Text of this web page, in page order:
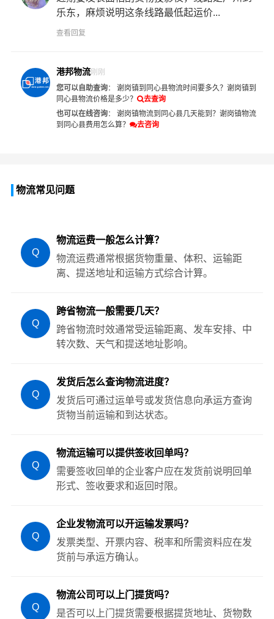
乐东，麻烦说明这条线路最低起运价...
查看回复
港邦物流刚刚
您可以自助查询： 谢岗镇到同心县物流时间要多久？ 谢岗镇到
同心县物流价格是多少？
去查询
也可以在线咨询： 谢岗镇物流到同心县几天能到？ 谢岗镇物流
到同心县费用怎么算？
去咨询
物流常见问题
Q
物流运费一般怎么计算？
物流运费通常根据货物重量、体积、运输距
离、提送地址和运输方式综合计算。
Q
跨省物流一般需要几天？
跨省物流时效通常受运输距离、发车安排、中
转次数、天气和提送地址影响。
Q
发货后怎么查询物流进度？
发货后可通过运单号或发货信息向承运方查询
货物当前运输和到达状态。
Q
物流运输可以提供签收回单吗？
需要签收回单的企业客户应在发货前说明回单
形式、签收要求和返回时限。
Q
企业发物流可以开运输发票吗？
发票类型、开票内容、税率和所需资料应在发
货前与承运方确认。
Q
物流公司可以上门提货吗？
是否可以上门提货需要根据提货地址、货物数